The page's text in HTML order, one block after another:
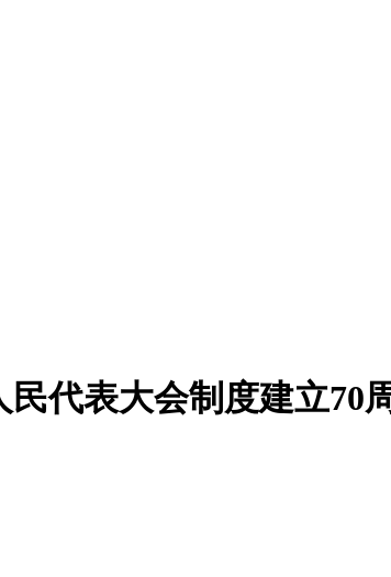
代表大会制度建立70